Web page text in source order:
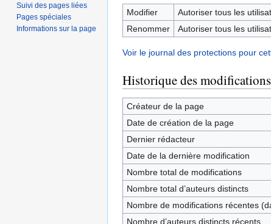
Modifier
Autoriser tous les
Renommer
Autoriser tous les
Voir le journal des protections pour
Historique des modifications
Créateur de la page
Date de création de la page
Dernier rédacteur
Date de la dernière modification
Nombre total de modifications
Nombre total d’auteurs distincts
Nombre de modifications récentes
Nombre d’auteurs distincts récents
Suivi des pages liées
Pages spéciales
Informations sur la page